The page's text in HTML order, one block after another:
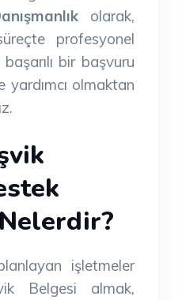
olarak,
profesyonel
bir başvuru
yardımcı olmaktan
işletmeler
Belgesi almak,